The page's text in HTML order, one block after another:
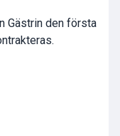
Gästrin den första